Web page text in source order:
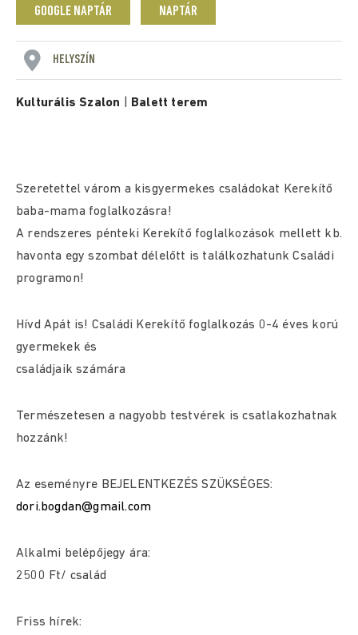
GOOGLE NAPTÁR NAPTÁR
HELYSZÍN
Kulturális Szalon Balett terem
Szeretettel várom a kisgyermekes családokat Kerekítő
baba-mama foglalkozásra!
A rendszeres pénteki Kerekítő foglalkozások mellett kb.
havonta egy szombat délelőtt is találkozhatunk Családi
programon!
Hívd Apát is! Családi Kerekítő foglalkozás 0-4 éves korú
gyermekek és
családjaik számára
Természetesen a nagyobb testvérek is csatlakozhatnak
hozzánk!
Az eseményre BEJELENTKEZÉS SZÜKSÉGES:
dori.bogdan@gmail.com
Alkalmi belépőjegy ára:
2500 Ft/ család
Friss hírek: